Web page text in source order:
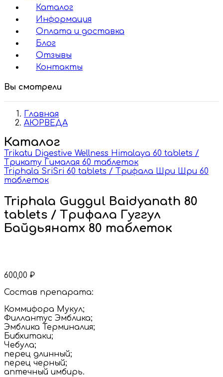
Каталог
Информация
Оплата и доставка
Блог
Отзывы
Контакты
Вы смотрели
Главная
АЮРВЕДА
Каталог
Trikatu Digestive Wellness Himalaya 60 tablets /
Трикату Гималая 60 таблеток
Triphala SriSri 60 tablets / Трифала Шри Шри 60
таблеток
Triphala Guggul Baidyanath 80
tablets / Трифала Гуггул
Байдьянатх 80 таблеток
600,00 ₽
Состав препарата:
Коммифора Мукул;
Филлантус Эмблика;
Эмблика Терминалия;
Бибхитаки;
Чебула;
перец длинный;
перец черный;
аптечный имбирь.